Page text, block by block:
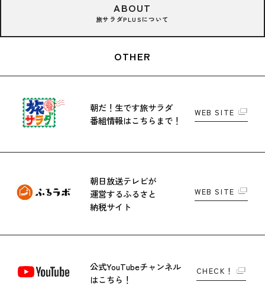
ABOUT
旅サラダPLUSについて
OTHER
朝だ！生です旅サラダ
番組情報はこちらまで！
WEB SITE
朝日放送テレビが
運営するふるさと
納税サイト
WEB SITE
公式YouTubeチャンネル
はこちら！
CHECK！